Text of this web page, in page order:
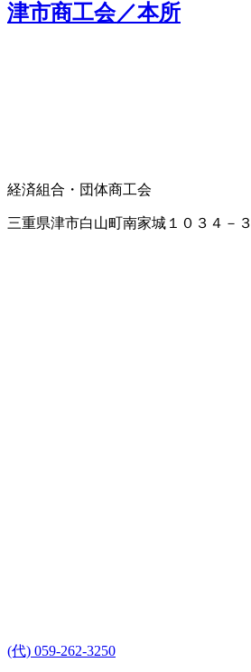
津市商工会／本所
経済組合・団体商工会
三重県津市白山町南家城１０３４－３
(代) 059-262-3250